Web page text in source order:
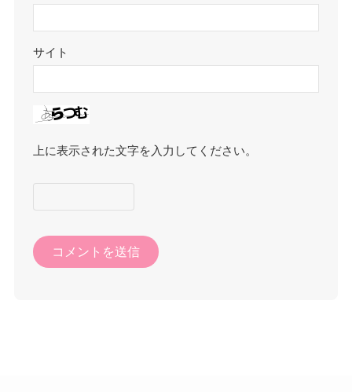
サイト
上に表示された文字を入力してください。